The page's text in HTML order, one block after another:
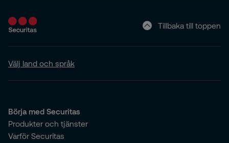
Tillbaka till toppen
Välj land och språk
Börja med Securitas
Produkter och tjänster
Varför Securitas